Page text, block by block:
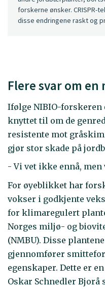
forskerne ønsker. CRISPR-
disse endringene raskt og
Flere svar om en
Ifølge NIBIO-forskeren
knyttet til om de
resistente mot
gjør stor skade på
- Vi vet ikke ennå, men
For øyeblikket har
vokser i godkjente
for klimaregulert
Norges miljø- og
(NMBU). Disse
gjennomfører
egenskaper. Dette er
Oskar Schnedler Bjorå